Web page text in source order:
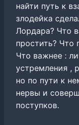
найти путь к
злодейка
Лордара? Что
простить? Что
Что важнее :
устремления ,
но по пути к
нервы и
поступков.